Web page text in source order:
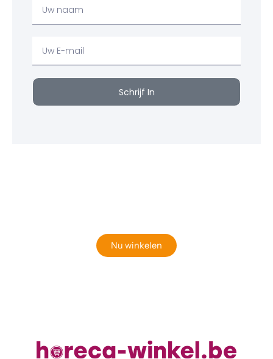
Naam
email
Schrijf In
Nu winkelen